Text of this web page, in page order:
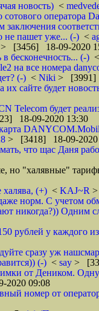
новость) <
сотового
не пашет уже... (-) <
> [3456] 18-09-2020
бесконечность... (-)
на все номера
(-) < Niki > [3991]
их сайте будет
Telecom будет
18-09-2020 13:30
> [3418] 18-09-2020
что щас Даня
но "халявные"
халява, (+) < KAJ~R
норм. С учетом
никогда?)) Одним
рублей у
сразу уж
(-) < say >
от Деником.
09:08
номер от